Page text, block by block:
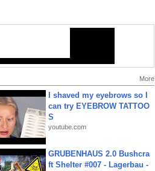
More
I shaved my eyebrows so I
can try EYEBROW TATTOO
S
youtube.com
GRUBENHAUS 2.0 Bushcra
ft Shelter #007 - Lagerbau -